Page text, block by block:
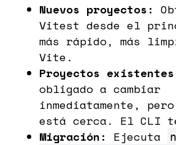
Nuevos proyectos:
Vitest desde el
más rápido, más
Vite.
Proyectos
obligado a cambiar
inmediatamente,
está cerca. El CLI
Migración:
Ejecuta